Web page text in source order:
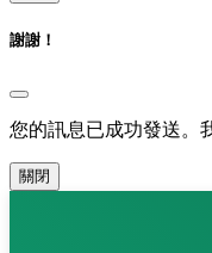
謝謝！
您的訊息已成功發送。
關閉